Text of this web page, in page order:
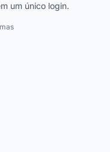
um único login.